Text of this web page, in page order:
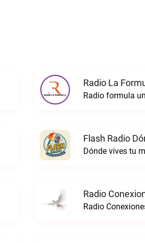
Radio La
Flash Radio
Dónde vives tu
Radio
Radio